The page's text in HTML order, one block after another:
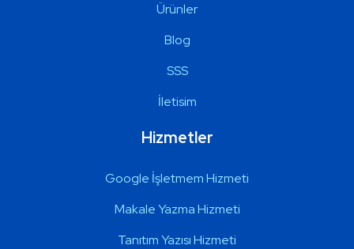
Ürünler
Blog
SSS
İletisim
Hizmetler
Google İşletmem Hizmeti
Makale Yazma Hizmeti
Tanıtım Yazısı Hizmeti